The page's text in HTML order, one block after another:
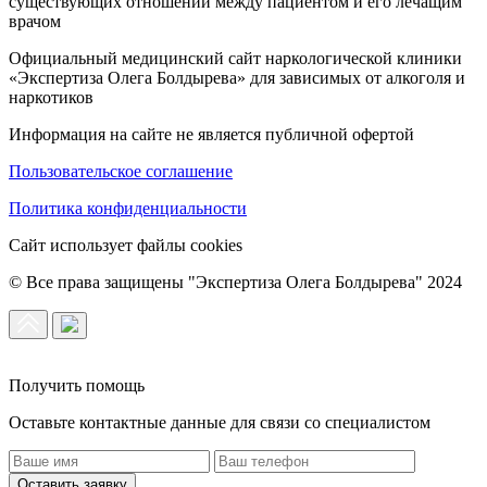
врачом
Официальный медицинский сайт наркологической клиники
«Экспертиза Олега Болдырева» для зависимых от алкоголя и
наркотиков
Информация на сайте не является публичной офертой
Пользовательское соглашение
Политика конфиденциальности
Сайт использует файлы cookies
© Все права защищены "Экспертиза Олега Болдырева" 2024
Получить помощь
Оставьте контактные данные для связи со специалистом